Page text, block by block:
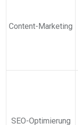
Content-Marketing
SEO-Optimierung